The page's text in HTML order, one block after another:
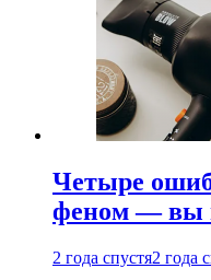
Четыре
феном — вы
2 года спустя2 года